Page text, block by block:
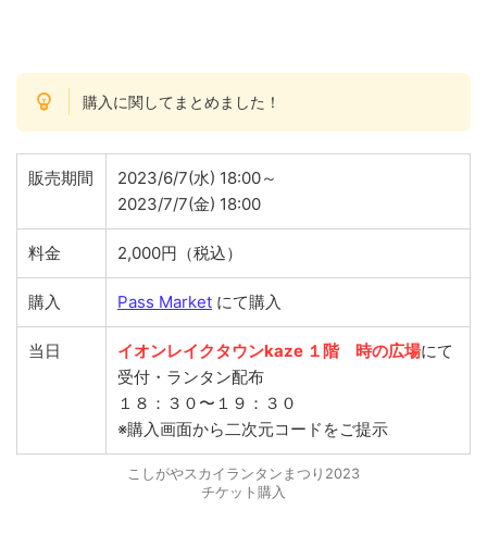
購入に関してまとめました！
販売期間
2023/6/7(水) 18:00～
2023/7/7(金) 18:00
料金 2,000円（税込）
購入 Pass Market にて購入
当日 イオンレイクタウンkaze １階 時の広場にて
受付・ランタン配布
１８：３０〜１９：３０
※購入画面から二次元コードをご提示
こしがやスカイランタンまつり2023
チケット購入